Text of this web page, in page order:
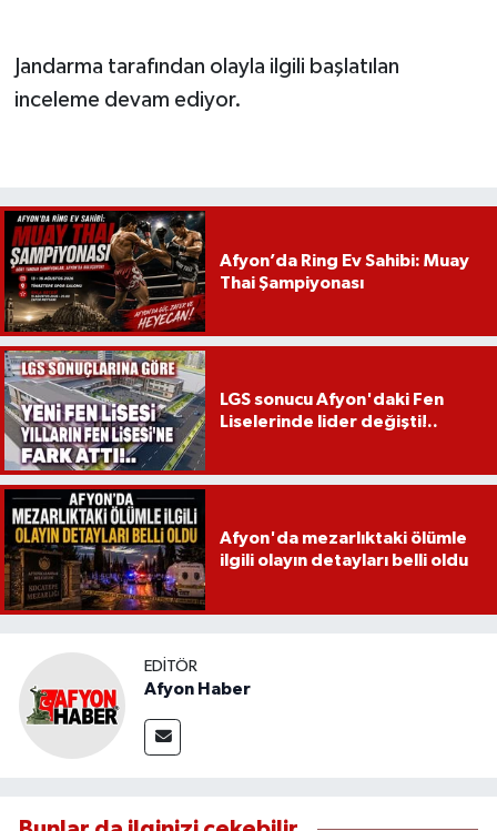
Jandarma tarafından olayla ilgili başlatılan
inceleme devam ediyor.
Afyon’da Ring Ev Sahibi: Muay
Thai Şampiyonası
LGS sonucu Afyon'daki Fen
Liselerinde lider değişti!..
Afyon'da mezarlıktaki ölümle
ilgili olayın detayları belli oldu
EDITÖR
Afyon Haber